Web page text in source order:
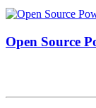
Open Source